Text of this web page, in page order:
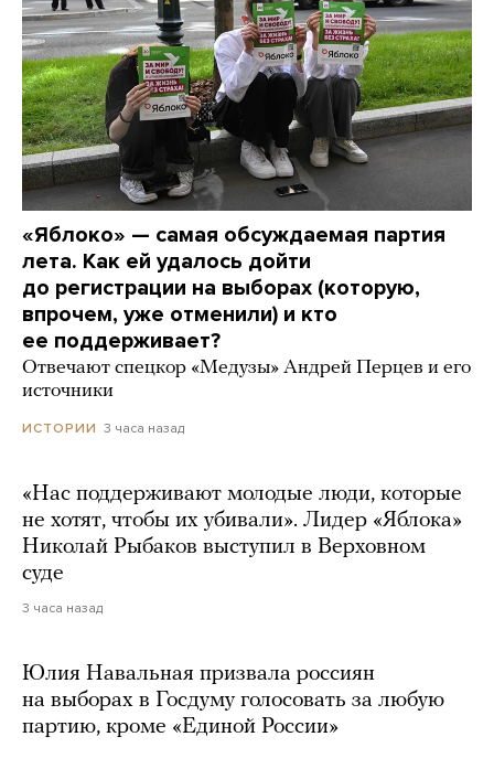
«Яблоко» — самая обсуждаемая партия
лета. Как ей удалось дойти
до регистрации на выборах (которую,
впрочем, уже отменили) и кто
ее поддерживает?
Отвечают спецкор «Медузы» Андрей Перцев и его
источники
ИСТОРИИ 3 часа назад
«Нас поддерживают молодые люди, которые
не хотят, чтобы их убивали». Лидер «Яблока»
Николай Рыбаков выступил в Верховном
суде
3 часа назад
Юлия Навальная призвала россиян
на выборах в Госдуму голосовать за любую
партию, кроме «Единой России»